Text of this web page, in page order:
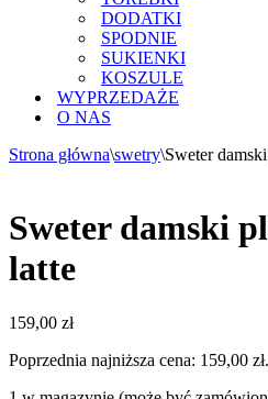
DODATKI
SPODNIE
SUKIENKI
KOSZULE
WYPRZEDAŻE
O NAS
Strona główna\swetry\Sweter
Sweter damski
latte
159,00 zł
Poprzednia najniższa cena: 159,00 zł.